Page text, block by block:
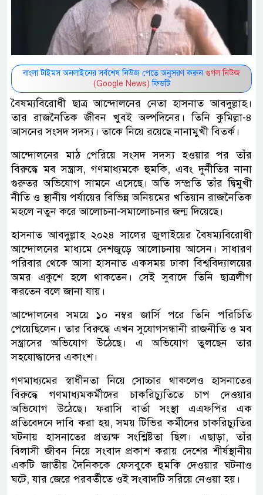
বাংলা টাইমস অনলাইনের সর্বশেষ নিউজ পেতে অনুসরণ করুন গুগল নিউজ
(Google News) ফিডটি
বৈষম্যবিরোধী ছাত্র আন্দোলনের নেতা হাসনাত আবদুল্লাহ।
তার রাজনৈতিক জীবন খুবই অল্পদিনের। তিনি কুমিল্লা-৪
আসনের সংসদ সদস্য। তাকে নিয়ে রয়েছে নানামুখী বিতর্ক।
আন্দোলনের মাঠ পেরিয়ে সংসদ সদস্য হওয়ার পর তাঁর
বিরুদ্ধে মব সন্ত্রাস, গণমাধ্যমকে হুমকি, এবং দুর্নীতির নানা
গুরুতর অভিযোগ সামনে এসেছে। অতি সম্প্রতি তাঁর দ্বিমুখী
নীতি ও স্থানীয় পর্যায়ের বিভিন্ন অনিয়মের খতিয়ান রাজনৈতিক
মহলে নতুন করে আলোচনা-সমালোচনার জন্ম দিয়েছে।
হাসনাত আবদুল্লাহ ২০২৪ সালের জুলাইয়ের বৈষম্যবিরোধী
আন্দোলনের মাধ্যমে দেশজুড়ে আলোচনায় আসেন। সাধারণ
পরিবার থেকে আসা হাসনাত একসময় ঢাকা বিশ্ববিদ্যালয়ের
অমর একুশে হলে থাকতেন। সেই সুবাদে তিনি ছাত্রলীগ
করতেন বলে জানা যায়।
আন্দোলনের সময়ে ১০ নম্বর জার্সি পরে তিনি পরিচিতি
পেয়েছিলেন। তার বিরুদ্ধে এখন সুযোগসন্ধানী রাজনীতি ও মব
সন্ত্রাসের অভিযোগ উঠেছে। এ অভিযোগ তুলছেন তার
সহযোদ্ধাদের একাংশ।
গণমাধ্যমের স্বাধীনতা নিয়ে সোচ্চার থাকলেও হাসনাতের
বিরুদ্ধে গণমাধ্যমকর্মীদের চাকরিচ্যুতিতে চাপ দেওয়ার
অভিযোগ উঠেছে। ফরাসি বার্তা সংস্থা এএফপির এক
প্রতিবেদনে দাবি করা হয়, সময় টিভির কর্মীদের চাকরিচ্যুতির
ঘটনায় হাসনাতের প্রত্যক্ষ সংশ্লিষ্টতা ছিল। এছাড়া, তাঁর
বিলাসী জীবন নিয়ে সংবাদ প্রকাশ করায় দেশের শীর্ষস্থানীয়
একটি জাতীয় দৈনিককে ফেসবুকে হুমকি দেওয়ার ঘটনাও
ঘটে, যার জেরে পরবর্তীতে ওই সংবাদটি সরিয়ে নেওয়া হয়।